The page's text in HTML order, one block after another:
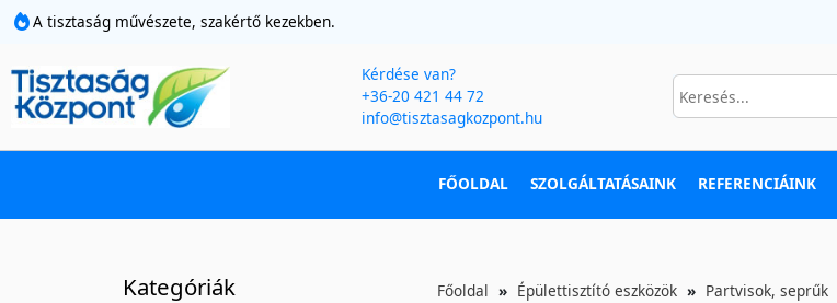
A tisztaság művészete, szakértő kezekben.
Kérdése van?
+36-20 421 44 72
info@tisztasagkozpont.hu
FŐOLDAL SZOLGÁLTATÁSAINK REFERENCIÁINK
Kategóriák Főoldal Épülettisztító eszközök Partvisok, seprűk